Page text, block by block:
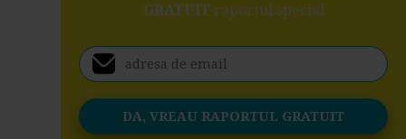
GRATUITraportul special